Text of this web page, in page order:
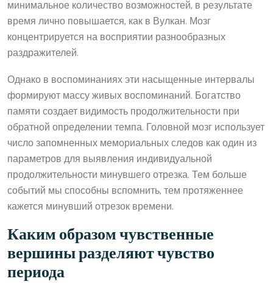
минимальное количество возможностей, в результате
время лично повышается, как в Вулкан. Мозг
концентрируется на восприятии разнообразных
раздражителей.
Однако в воспоминаниях эти насыщенные интервалы
формируют массу живых воспоминаний. Богатство
памяти создает видимость продолжительности при
обратной определении темпа. Головной мозг использует
число запомненных мемориальных следов как один из
параметров для выявления индивидуальной
продолжительности минувшего отрезка. Тем больше
событий мы способны вспомнить, тем протяженнее
кажется минувший отрезок времени.
Каким образом чувственные
вершины разделяют чувство
периода